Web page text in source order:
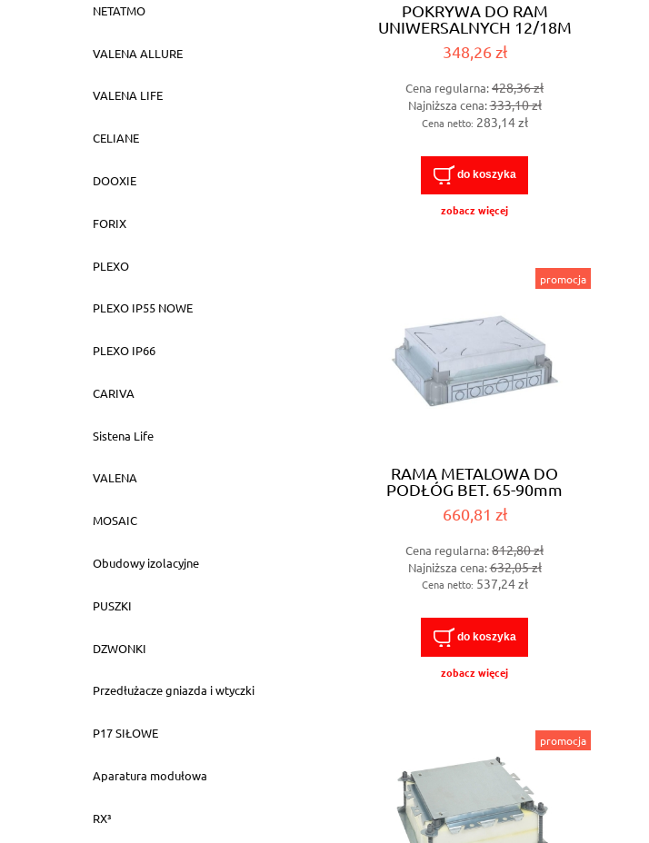
NETATMO
VALENA ALLURE
VALENA LIFE
CELIANE
DOOXIE
FORIX
PLEXO
PLEXO IP55 NOWE
PLEXO IP66
CARIVA
Sistena Life
VALENA
MOSAIC
Obudowy izolacyjne
PUSZKI
DZWONKI
Przedłużacze gniazda i wtyczki
P17 SIŁOWE
Aparatura modułowa
RX³
POKRYWA DO RAM
UNIWERSALNYCH 12/18M
(088082)
348,26 zł
Cena regularna:428,36 zł
Najniższa cena:333,10 zł
Cena netto: 283,14 zł
do koszyka
zobacz więcej
RAMA METALOWA DO
PODŁÓG BET. 65-90mm
12/18M(088091)
660,81 zł
Cena regularna:812,80 zł
Najniższa cena:632,05 zł
Cena netto: 537,24 zł
do koszyka
zobacz więcej
promocja
promocja